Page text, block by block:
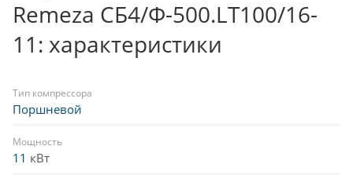
Remeza СБ4/Ф-500.LT100/16-
11: характеристики
Тип компрессора
Поршневой
Мощность
11 кВт